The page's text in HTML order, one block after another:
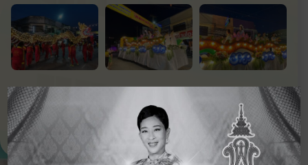
‹ กิจกรรม ดูภาพกิจกรรม
อื่นๆ ในปี 2563
กิจกรรม
ถัดไป ›